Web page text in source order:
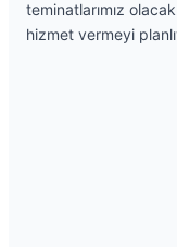
teminatlarımız
hizmet vermeyi